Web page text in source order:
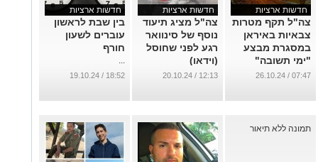
חדשות ארציות
צה"ל תקף מטרות
צבאיות באיראן
במסגרת מבצע
"ימי תשובה"
...
07:47 / 26.10.24
חדשות ארציות
צה"ל מציג תיעוד
נוסף של סינוואר
רגע לפני שחוסל
(וידאו)
...
12:13 / 20.10.24
חדשות ארציות
בין שבת לראשון
עוברים לשעון
חורף
...
18:52 / 19.10.24